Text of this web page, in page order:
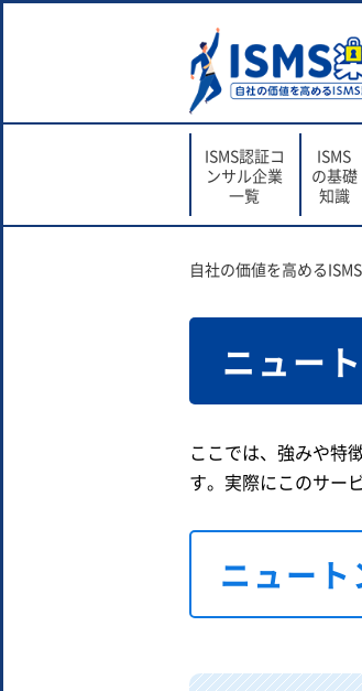
ISMS認証コ
ンサル企業
一覧
ISMS
の基礎
知識
自社の価値を高める
ニュー
ここでは、強みや特
す。実際にこのサー
ニュー